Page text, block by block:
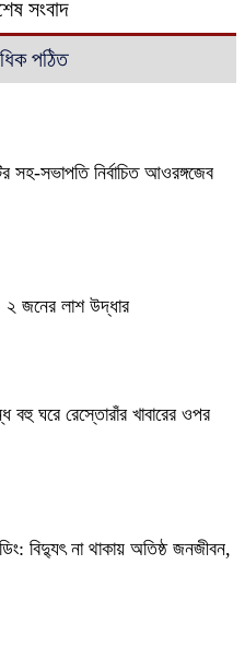
সংবাদ
পঠিত
সহ-সভাপতি নির্বাচিত আওরঙ্গজেব
জনের লাশ উদ্ধার
বহু ঘরে রেস্তোরাঁর খাবারের ওপর
বিদ্যুৎ না থাকায় অতিষ্ঠ জনজীবন,